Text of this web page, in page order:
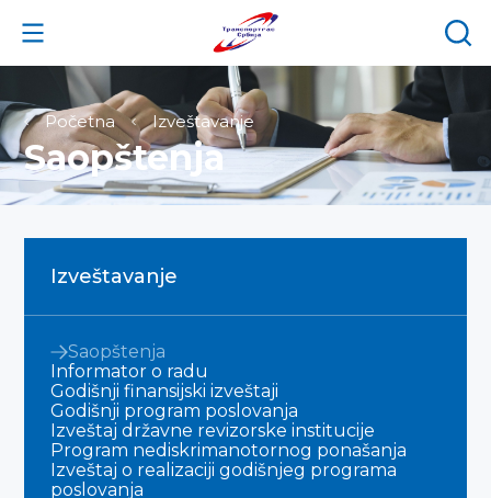
Početna Izveštavanje
Saopštenja
Izveštavanje
Saopštenja
Informator o radu
Godišnji finansijski izveštaji
Godišnji program poslovanja
Izveštaj državne revizorske institucije
Program nediskrimanotornog ponašanja
Izveštaj o realizaciji godišnjeg programa
poslovanja